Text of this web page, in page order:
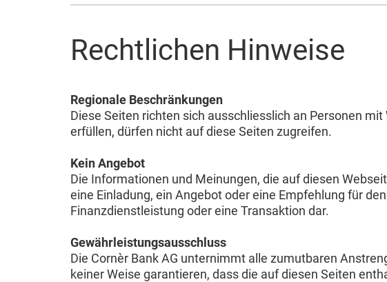
Rechtlichen Hinweise
Regionale Beschränkungen
Diese Seiten richten sich ausschliesslich an Personen
erfüllen, dürfen nicht auf diese Seiten zugreifen.
Kein Angebot
Die Informationen und Meinungen, die auf diesen
eine Einladung, ein Angebot oder eine Empfehlung für
Finanzdienstleistung oder eine Transaktion dar.
Gewährleistungsausschluss
Die Cornèr Bank AG unternimmt alle zumutbaren
keiner Weise garantieren, dass die auf diesen Seiten